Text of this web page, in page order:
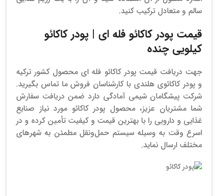
سالم و متعادل ترکیب کنید.
قیمت پودر کاکائو فله ای | پودر کاکائو
کیلویی چنده
جهت دریافت قیمت پودر کاکائو فله ای محصول کشور ترکیه
و پودر کاکائوی هلندی با کارشناسان فروش ما تماس بگیرید.
شرکت پیشگامان شیمی آمادگی دارد ضمن دریافت سفارش‌
شما مشتریان عزیز، محصول پودر کاکائو مورد نیاز صنایع
غذایی و دارویی را با بهترین قیمت و کیفیت تأمین کرده و در
اسرع وقت به وسیله سیستم حمل‌ونقل مطمئن به شهرهای
مختلف ارسال نماید.